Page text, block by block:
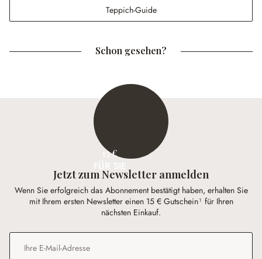
Teppich-Guide
Schon gesehen?
15 €
Jetzt zum Newsletter anmelden
Wenn Sie erfolgreich das Abonnement bestätigt haben, erhalten Sie
mit Ihrem ersten Newsletter einen 15 € Gutschein¹ für Ihren
nächsten Einkauf.
E-Mail-Adresse